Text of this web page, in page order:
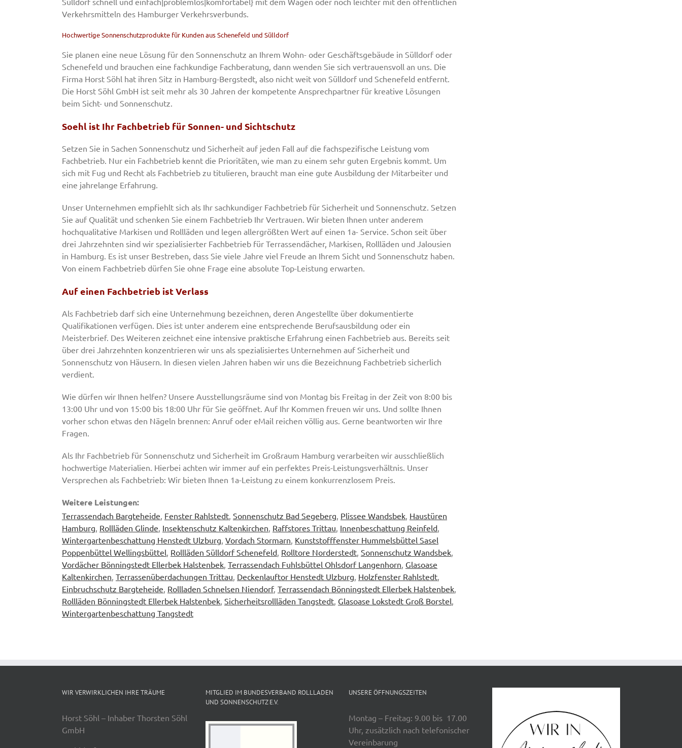
Verkehrsmitteln des Hamburger Verkehrsverbunds.
Hochwertige Sonnenschutzprodukte für Kunden aus Schenefeld und Sülldorf
Sie planen eine neue Lösung für den Sonnenschutz an Ihrem Wohn- oder Geschäftsgebäude in Sülldorf oder
Schenefeld und brauchen eine fachkundige Fachberatung, dann wenden Sie sich vertrauensvoll an uns. Die
Firma Horst Söhl hat ihren Sitz in Hamburg-Bergstedt, also nicht weit von Sülldorf und Schenefeld entfernt.
Die Horst Söhl GmbH ist seit mehr als 30 Jahren der kompetente Ansprechpartner für kreative Lösungen
beim Sicht- und Sonnenschutz.
Soehl ist Ihr Fachbetrieb für Sonnen- und Sichtschutz
Setzen Sie in Sachen Sonnenschutz und Sicherheit auf jeden Fall auf die fachspezifische Leistung vom
Fachbetrieb. Nur ein Fachbetrieb kennt die Prioritäten, wie man zu einem sehr guten Ergebnis kommt. Um
sich mit Fug und Recht als Fachbetrieb zu titulieren, braucht man eine gute Ausbildung der Mitarbeiter und
eine jahrelange Erfahrung.
Unser Unternehmen empfiehlt sich als Ihr sachkundiger Fachbetrieb für Sicherheit und Sonnenschutz. Setzen
Sie auf Qualität und schenken Sie einem Fachbetrieb Ihr Vertrauen. Wir bieten Ihnen unter anderem
hochqualitative Markisen und Rollläden und legen allergrößten Wert auf einen 1a- Service. Schon seit über
drei Jahrzehnten sind wir spezialisierter Fachbetrieb für Terrassendächer, Markisen, Rollläden und Jalousien
in Hamburg. Es ist unser Bestreben, dass Sie viele Jahre viel Freude an Ihrem Sicht und Sonnenschutz haben.
Von einem Fachbetrieb dürfen Sie ohne Frage eine absolute Top-Leistung erwarten.
Auf einen Fachbetrieb ist Verlass
Als Fachbetrieb darf sich eine Unternehmung bezeichnen, deren Angestellte über dokumentierte
Qualifikationen verfügen. Dies ist unter anderem eine entsprechende Berufsausbildung oder ein
Meisterbrief. Des Weiteren zeichnet eine intensive praktische Erfahrung einen Fachbetrieb aus. Bereits seit
über drei Jahrzehnten konzentrieren wir uns als spezialisiertes Unternehmen auf Sicherheit und
Sonnenschutz von Häusern. In diesen vielen Jahren haben wir uns die Bezeichnung Fachbetrieb sicherlich
verdient.
Wie dürfen wir Ihnen helfen? Unsere Ausstellungsräume sind von Montag bis Freitag in der Zeit von 8:00 bis
13:00 Uhr und von 15:00 bis 18:00 Uhr für Sie geöffnet. Auf Ihr Kommen freuen wir uns. Und sollte Ihnen
vorher schon etwas den Nägeln brennen: Anruf oder eMail reichen völlig aus. Gerne beantworten wir Ihre
Fragen.
Als Ihr Fachbetrieb für Sonnenschutz und Sicherheit im Großraum Hamburg verarbeiten wir ausschließlich
hochwertige Materialien. Hierbei achten wir immer auf ein perfektes Preis-Leistungsverhältnis. Unser
Versprechen als Fachbetrieb: Wir bieten Ihnen 1a-Leistung zu einem konkurrenzlosem Preis.
Weitere Leistungen:
Terrassendach Bargteheide, Fenster Rahlstedt, Sonnenschutz Bad Segeberg, Plissee Wandsbek, Haustüren
Hamburg, Rollläden Glinde, Insektenschutz Kaltenkirchen, Raffstores Trittau, Innenbeschattung Reinfeld,
Wintergartenbeschattung Henstedt Ulzburg, Vordach Stormarn, Kunststofffenster Hummelsbüttel Sasel
Poppenbüttel Wellingsbüttel, Rollläden Sülldorf Schenefeld, Rolltore Norderstedt, Sonnenschutz Wandsbek,
Vordächer Bönningstedt Ellerbek Halstenbek, Terrassendach Fuhlsbüttel Ohlsdorf Langenhorn, Glasoase
Kaltenkirchen, Terrassenüberdachungen Trittau, Deckenlauftor Henstedt Ulzburg, Holzfenster Rahlstedt,
Einbruchschutz Bargteheide, Rollladen Schnelsen Niendorf, Terrassendach Bönningstedt Ellerbek Halstenbek,
Rollläden Bönningstedt Ellerbek Halstenbek, Sicherheitsrollläden Tangstedt, Glasoase Lokstedt Groß Borstel,
Wintergartenbeschattung Tangstedt
WIR VERWIRKLICHEN IHRE TRÄUME
Horst Söhl – Inhaber Thorsten Söhl
GmbH
MITGLIED IM BUNDESVERBAND ROLLLADEN
UND SONNENSCHUTZ E.V.
UNSERE ÖFFNUNGSZEITEN
Montag – Freitag: 9.00 bis 17.00
Uhr, zusätzlich nach telefonischer
Vereinbarung